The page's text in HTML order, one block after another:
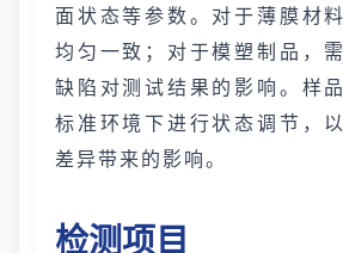
面状态等参数。对于薄膜材
均匀一致；对于模塑制品，
缺陷对测试结果的影响。样
标准环境下进行状态调节，
差异带来的影响。
检测项目